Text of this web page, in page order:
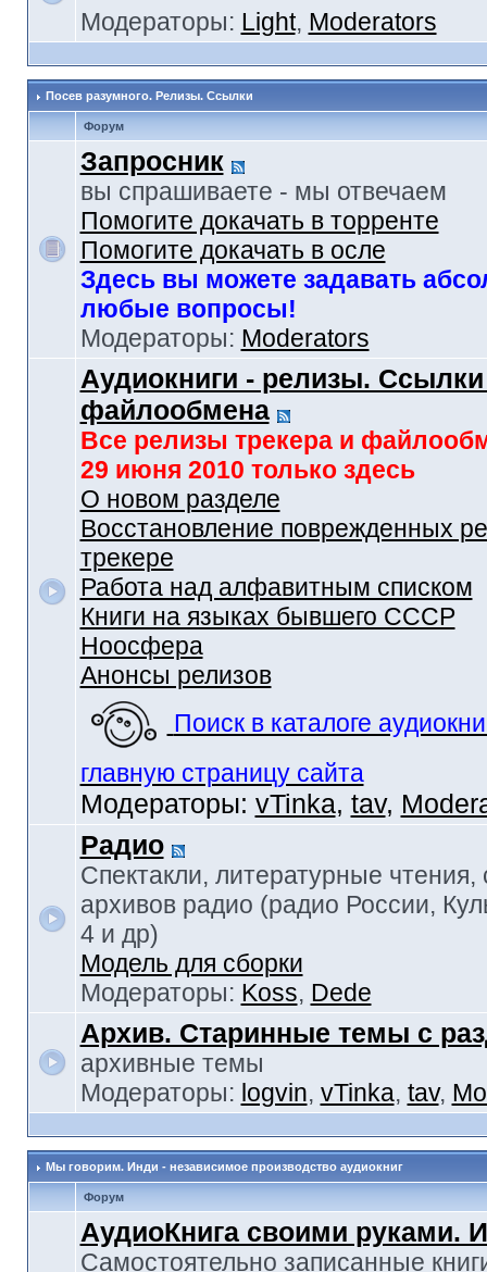
Модераторы: Light, Moderators
Посев разумного. Релизы. Ссылки
Форум
Запросник
вы спрашиваете - мы отвечаем
Помогите докачать в торренте
Помогите докачать в осле
Здесь вы можете задавать
любые вопросы!
Модераторы: Moderators
Аудиокниги - релизы. Ссылки
файлообмена
Все релизы трекера и
29 июня 2010 только здесь
О новом разделе
Восстановление поврежденных
трекере
Работа над алфавитным списком
Книги на языках бывшего СССР
Ноосфера
Анонсы релизов
Поиск в каталоге
главную страницу сайта
Модераторы: vTinka, tav,
Радио
Спектакли, литературные
архивов радио (радио России,
4 и др)
Модель для сборки
Модераторы: Koss, Dede
Архив. Старинные темы с
архивные темы
Модераторы: logvin, vTinka, tav,
Мы говорим. Инди - независимое производство аудиокниг
Форум
АудиоКнига своими руками.
Самостоятельно записанные